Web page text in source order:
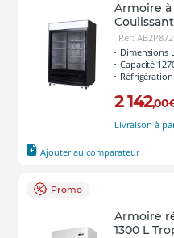
Armoire à
Ref:
Dimensions
Capacité
2 142,00
Livraison à
Ajouter au comparateur
Promo
Armoire
1300 L